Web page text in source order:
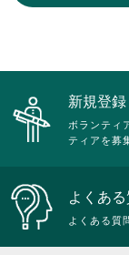
新規登録
ボランティ
ティアを募
よくあ
よくある質